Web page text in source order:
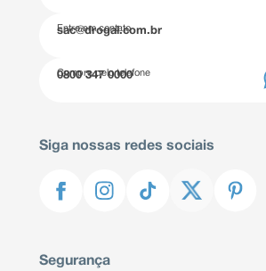
Entre em contato
sac@drogal.com.br
Compre pelo telefone
0800 347 0000
Siga nossas redes sociais
Segurança